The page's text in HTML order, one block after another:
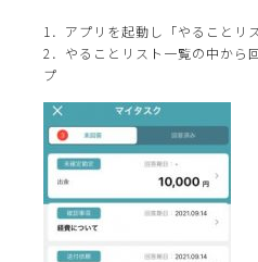
1．アプリを起動し「やることリ
2．やることリスト一覧の中から
プ